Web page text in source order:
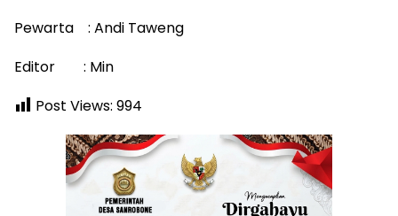
Pewarta : Andi Taweng
Editor : Min
Post Views: 994